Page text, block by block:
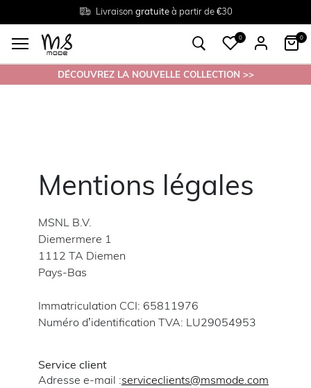
Livraison gratuiteà partir de €30
Tailles du38 au 54
Retourgratuit en magasin
0 0
DÉCOUVREZ LA NOUVELLE COLLECTION >>
Mentions légales
MSNL B.V.
Diemermere 1
1112 TA Diemen
Pays-Bas
Immatriculation CCI: 65811976
Numéro d’identification TVA: LU29054953
Service client
Adresse e-mail :serviceclients@msmode.com